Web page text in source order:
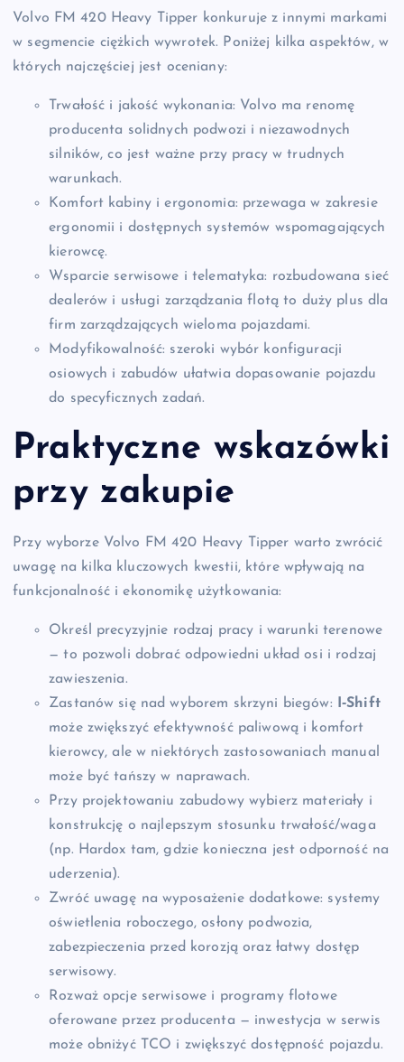
Volvo FM 420 Heavy Tipper konkuruje z innymi markami
w segmencie ciężkich wywrotek. Poniżej kilka aspektów, w
których najczęściej jest oceniany:
Trwałość i jakość wykonania: Volvo ma renomę
producenta solidnych podwozi i niezawodnych
silników, co jest ważne przy pracy w trudnych
warunkach.
Komfort kabiny i ergonomia: przewaga w zakresie
ergonomii i dostępnych systemów wspomagających
kierowcę.
Wsparcie serwisowe i telematyka: rozbudowana sieć
dealerów i usługi zarządzania flotą to duży plus dla
firm zarządzających wieloma pojazdami.
Modyfikowalność: szeroki wybór konfiguracji
osiowych i zabudów ułatwia dopasowanie pojazdu
do specyficznych zadań.
Praktyczne wskazówki
przy zakupie
Przy wyborze Volvo FM 420 Heavy Tipper warto zwrócić
uwagę na kilka kluczowych kwestii, które wpływają na
funkcjonalność i ekonomikę użytkowania:
Określ precyzyjnie rodzaj pracy i warunki terenowe
— to pozwoli dobrać odpowiedni układ osi i rodzaj
zawieszenia.
Zastanów się nad wyborem skrzyni biegów:
I‑Shift
może zwiększyć efektywność paliwową i komfort
kierowcy, ale w niektórych zastosowaniach manual
może być tańszy w naprawach.
Przy projektowaniu zabudowy wybierz materiały i
konstrukcję o najlepszym stosunku trwałość/waga
(np. Hardox tam, gdzie konieczna jest odporność na
uderzenia).
Zwróć uwagę na wyposażenie dodatkowe: systemy
oświetlenia roboczego, osłony podwozia,
zabezpieczenia przed korozją oraz łatwy dostęp
serwisowy.
Rozważ opcje serwisowe i programy flotowe
oferowane przez producenta — inwestycja w serwis
może obniżyć TCO i zwiększyć dostępność pojazdu.